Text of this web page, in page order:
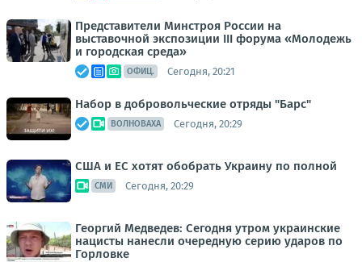
Представители Минстроя России на
выставочной экспозиции III форума «Молодежь
и городская среда»
ОФИЦ. Сегодня, 20:21
Набор в добровольческие отряды "Барс"
ВОЛНОВАХА Сегодня, 20:29
США и ЕС хотят обобрать Украину по полной
СМИ Сегодня, 20:29
Георгий Медведев: Сегодня утром украинские
нацисты нанесли очередную серию ударов по
Горловке